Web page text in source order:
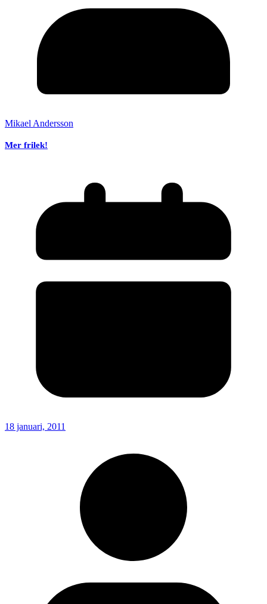
Mikael Andersson
Mer frilek!
18 januari, 2011